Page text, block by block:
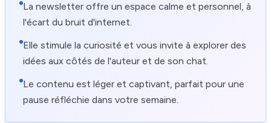
La newsletter offre un espace calme et personnel, à
l'écart du bruit d'internet.
Elle stimule la curiosité et vous invite à explorer des
idées aux côtés de l'auteur et de son chat.
Le contenu est léger et captivant, parfait pour une
pause réfléchie dans votre semaine.